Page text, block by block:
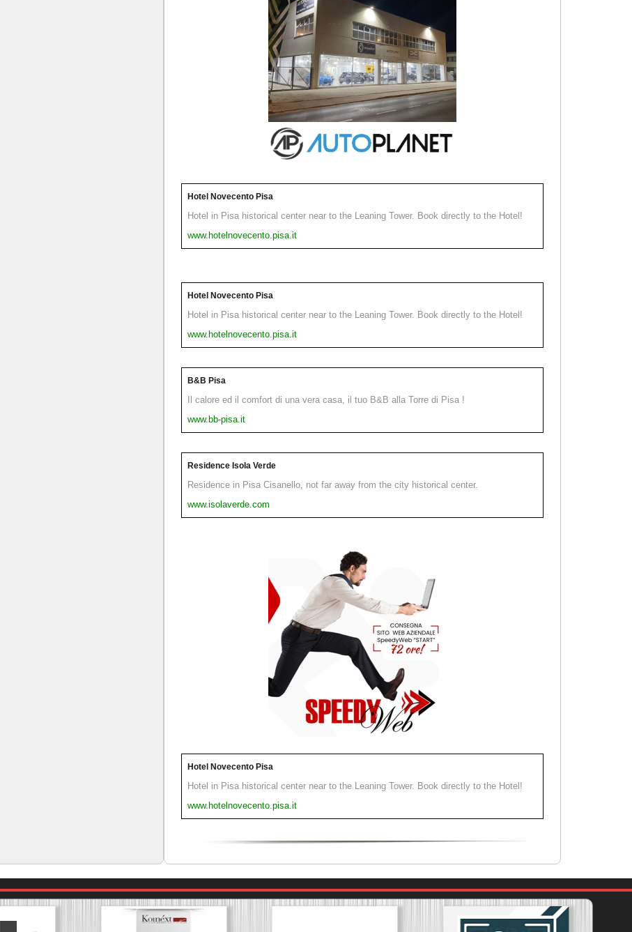
Hotel Novecento Pisa
Hotel in Pisa historical center near to the Leaning Tower. Book directly to the Hotel!
www.hotelnovecento.pisa.it
Hotel Novecento Pisa
Hotel in Pisa historical center near to the Leaning Tower. Book directly to the Hotel!
www.hotelnovecento.pisa.it
B&B Pisa
Il calore ed il comfort di una vera casa, il tuo B&B alla Torre di Pisa !
www.bb-pisa.it
Residence Isola Verde
Residence in Pisa Cisanello, not far away from the city historical center.
www.isolaverde.com
Hotel Novecento Pisa
Hotel in Pisa historical center near to the Leaning Tower. Book directly to the Hotel!
www.hotelnovecento.pisa.it